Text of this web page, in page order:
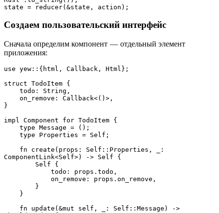
state = reducer(&state, action);
Создаем пользовательский интерфейс
Сначала определим компонент — отдельный элемент
приложения:
use yew::{html, Callback, Html};
struct TodoItem {
    todo: String,
    on_remove: Callback<()>,
}
impl Component for TodoItem {
    type Message = ();
    type Properties = Self;
ComponentLink<Self>) -> Self {
        Self {
            todo: props.todo,
            on_remove: props.on_remove,
        }
    }